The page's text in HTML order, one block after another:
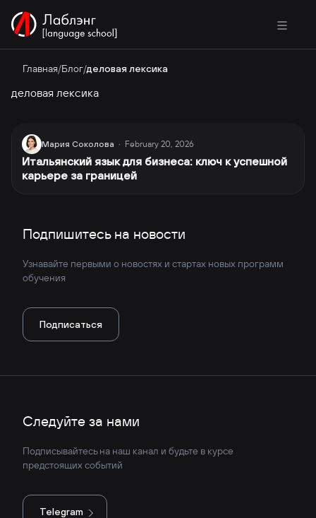
Главная/Блог/деловая лексика
деловая лексика
Мария Соколова · February 20, 2026
Итальянский язык для бизнеса: ключ к успешной
карьере за границей
Подпишитесь на новости
Узнавайте первыми о новостях и стартах новых программ
обучения
Подписаться
Следуйте за нами
Подписывайтесь на наш канал и будьте в курсе
предстоящих событий
Telegram